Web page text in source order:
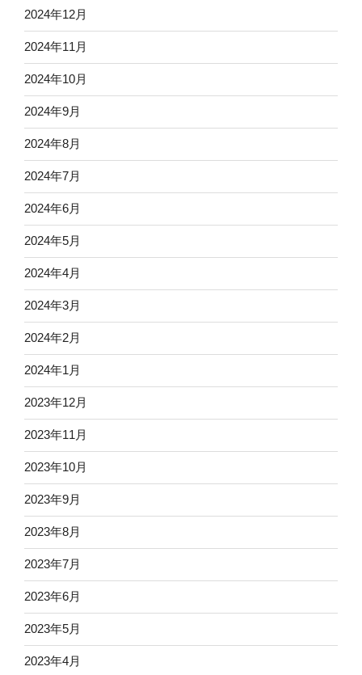
2024年12月
2024年11月
2024年10月
2024年9月
2024年8月
2024年7月
2024年6月
2024年5月
2024年4月
2024年3月
2024年2月
2024年1月
2023年12月
2023年11月
2023年10月
2023年9月
2023年8月
2023年7月
2023年6月
2023年5月
2023年4月